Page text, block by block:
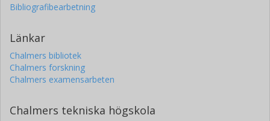
Bibliografibearbetning
Länkar
Chalmers bibliotek
Chalmers forskning
Chalmers examensarbeten
Chalmers tekniska högskola